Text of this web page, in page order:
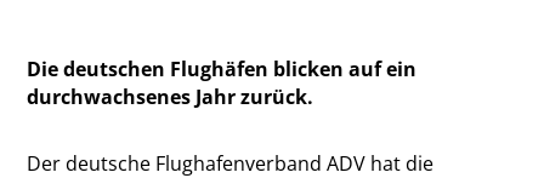
Die deutschen Flughäfen blicken auf ein
durchwachsenes Jahr zurück.
Der deutsche Flughafenverband ADV hat die